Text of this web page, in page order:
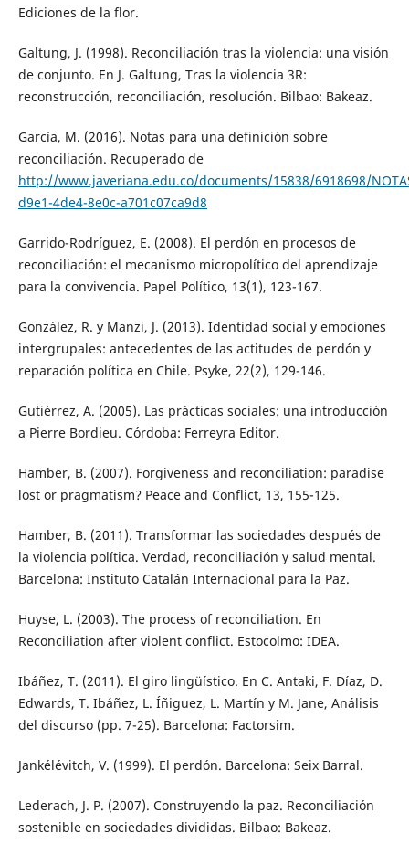
Ediciones de la flor.
Galtung, J. (1998). Reconciliación tras la violencia: una visión
de conjunto. En J. Galtung, Tras la violencia 3R:
reconstrucción, reconciliación, resolución. Bilbao: Bakeaz.
García, M. (2016). Notas para una definición sobre
reconciliación. Recuperado de
http://www.javeriana.edu.co/documents/15838/6918698/
d9e1-4de4-8e0c-a701c07ca9d8
Garrido-Rodríguez, E. (2008). El perdón en procesos de
reconciliación: el mecanismo micropolítico del aprendizaje
para la convivencia. Papel Político, 13(1), 123-167.
González, R. y Manzi, J. (2013). Identidad social y emociones
intergrupales: antecedentes de las actitudes de perdón y
reparación política en Chile. Psyke, 22(2), 129-146.
Gutiérrez, A. (2005). Las prácticas sociales: una introducción
a Pierre Bordieu. Córdoba: Ferreyra Editor.
Hamber, B. (2007). Forgiveness and reconciliation: paradise
lost or pragmatism? Peace and Conflict, 13, 155-125.
Hamber, B. (2011). Transformar las sociedades después de
la violencia política. Verdad, reconciliación y salud mental.
Barcelona: Instituto Catalán Internacional para la Paz.
Huyse, L. (2003). The process of reconciliation. En
Reconciliation after violent conflict. Estocolmo: IDEA.
Ibáñez, T. (2011). El giro lingüístico. En C. Antaki, F. Díaz, D.
Edwards, T. Ibáñez, L. Íñiguez, L. Martín y M. Jane, Análisis
del discurso (pp. 7-25). Barcelona: Factorsim.
Jankélévitch, V. (1999). El perdón. Barcelona: Seix Barral.
Lederach, J. P. (2007). Construyendo la paz. Reconciliación
sostenible en sociedades divididas. Bilbao: Bakeaz.